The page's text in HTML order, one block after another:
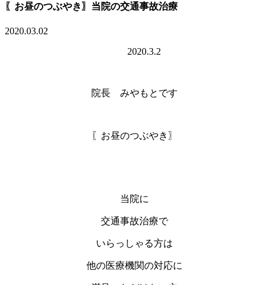
〖お昼のつぶやき〗当院の交通事故治療
2020.03.02
2020.3.2
院長 みやもとです
〖お昼のつぶやき〗
当院に
交通事故治療で
いらっしゃる方は
他の医療機関の対応に